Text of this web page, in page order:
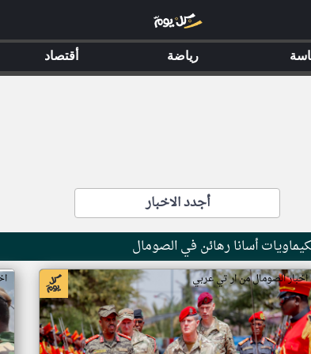
أجدد الاخبار
أسانا رهائن في الصومال
اخبار الصومال من ار تي عربي
رياضة أقتصاد